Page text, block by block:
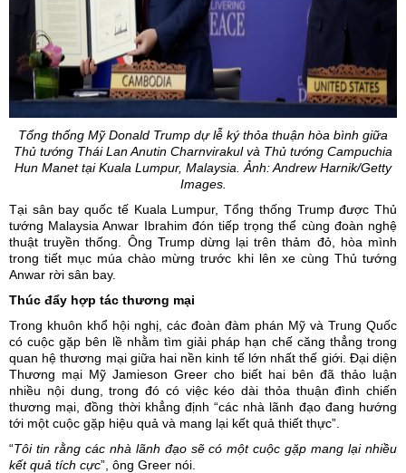
Tổng thống Mỹ Donald Trump dự lễ ký thỏa thuận hòa bình giữa
Thủ tướng Thái Lan Anutin Charnvirakul và Thủ tướng Campuchia
Hun Manet tại Kuala Lumpur, Malaysia. Ảnh: Andrew Harnik/Getty
Images.
Tại sân bay quốc tế Kuala Lumpur,Tổng thống Trumpđược Thủ
tướng Malaysia Anwar Ibrahim đón tiếp trọng thể cùng đoàn nghệ
thuật truyền thống. Ông Trump dừng lại trên thảm đỏ, hòa mình
trong tiết mục múa chào mừng trước khi lên xe cùng Thủ tướng
Anwar rời sân bay.
Thúc đẩy hợp tác thương mại
Trong khuôn khổ hội nghị, các đoàn đàm phán Mỹ và Trung Quốc
có cuộc gặp bên lề nhằm tìm giải pháp hạn chế căng thẳng trong
quan hệ thương mại giữa hai nền kinh tế lớn nhất thế giới. Đại diện
Thương mại Mỹ Jamieson Greer cho biết hai bên đã thảo luận
nhiều nội dung, trong đó có việc kéo dài thỏa thuận đình chiến
thương mại, đồng thời khẳng định “các nhà lãnh đạo đang hướng
tới một cuộc gặp hiệu quả và mang lại kết quả thiết thực”.
“Tôitin rằng các nhà lãnh đạo sẽ có một cuộc gặp mang lại nhiều
kết quả tích cực”, ông Greer nói.